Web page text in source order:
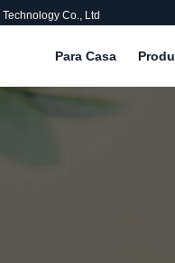
Co., Ltd
Para Casa